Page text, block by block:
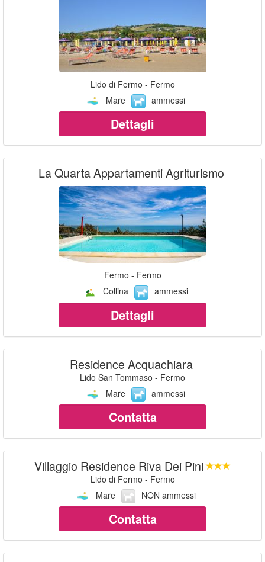
Lido di Fermo - Fermo
Mare
ammessi
Dettagli
La Quarta Appartamenti Agriturismo
Fermo - Fermo
Collina
ammessi
Dettagli
Residence Acquachiara
Lido San Tommaso - Fermo
Mare
ammessi
Contatta
Villaggio Residence Riva Dei Pini
Lido di Fermo - Fermo
Mare
NON ammessi
Contatta